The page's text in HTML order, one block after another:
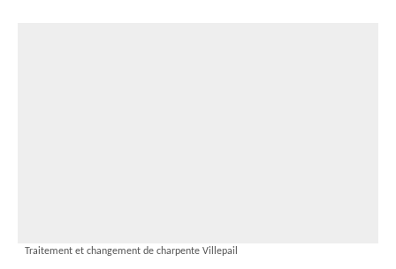
Traitement et changement de charpente Villepail